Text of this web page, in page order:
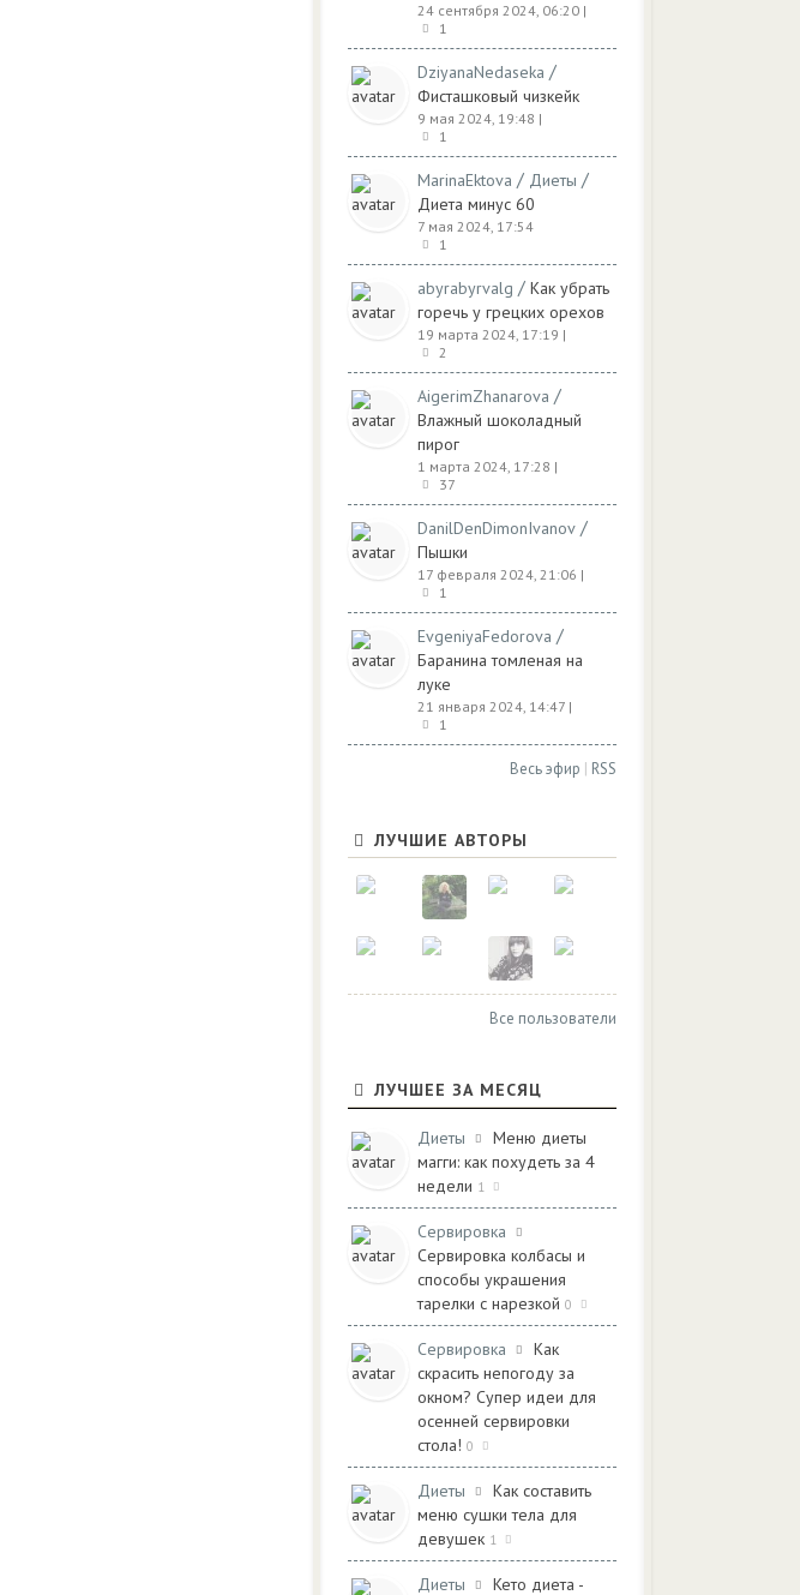
24 сентября 2024, 06:20 |
1
DziyanaNedaseka /
Фисташковый чизкейк
9 мая 2024, 19:48 |
1
MarinaEktova / Диеты /
Диета минус 60
7 мая 2024, 17:54
1
abyrabyrvalg / Как убрать
горечь у грецких орехов
19 марта 2024, 17:19 |
2
AigerimZhanarova /
Влажный шоколадный
пирог
1 марта 2024, 17:28 |
37
DanilDenDimonIvanov /
Пышки
17 февраля 2024, 21:06 |
1
EvgeniyaFedorova /
Баранина томленая на
луке
21 января 2024, 14:47 |
1
Весь эфир | RSS
ЛУЧШИЕ АВТОРЫ
Все пользователи
ЛУЧШЕЕ ЗА МЕСЯЦ
Диеты
Меню диеты
магги: как похудеть за 4
недели 1
Сервировка
Сервировка колбасы и
способы украшения
тарелки с нарезкой 0
Сервировка
Как
скрасить непогоду за
окном? Супер идеи для
осенней сервировки
стола! 0
Диеты
Как составить
меню сушки тела для
девушек 1
Диеты Кето диета -